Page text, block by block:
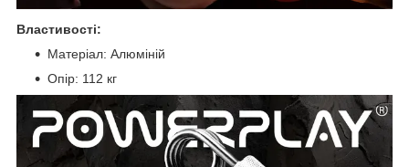
Властивості:
Матеріал: Алюміній
Опір: 112 кг